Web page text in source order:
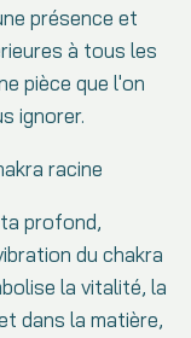
présence et
à tous les
pièce que l'on
ignorer.
racine
profond,
du chakra
la vitalité, la
dans la matière,